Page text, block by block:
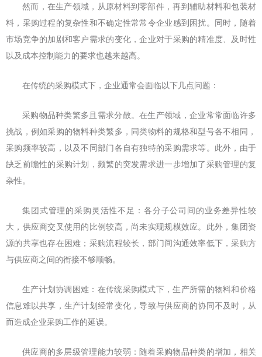
然而，在生产领域，从原材料到零部件，再到辅助材料和包装材
料，采购过程的复杂性和不确定性常常令企业感到困扰。同时，随着
市场竞争的加剧和客户需求的变化，企业对于采购的精准度、及时性
以及成本控制能力的要求也越来越高。
在传统的采购模式下，企业通常会面临以下几点问题：
采购物品种类繁多且需求分散。在生产领域，企业常常面临许多
挑战，例如采购的物料种类繁多，同类物料的规格和型号各不相同，
采购频率较高，以及不同部门各自有独特的采购需求等。此外，由于
缺乏前瞻性的采购计划，频繁的突发需求进一步增加了采购管理的复
杂性。
集团式管理的采购灵活性不足：各分子公司间的业务差异性较
大，供应商交叉使用的比例较高，尚未实现规模效应。此外，集团资
源的共享也存在困难；采购流程较长，部门间沟通效率低下，采购方
与供应商之间的衔接不够顺畅。
生产计划协调困难：在传统采购模式下，生产所需的物料和价格
信息难以共享，生产计划经常变化，导致与供应商的协同不及时，从
而造成企业采购工作的延误。
供应商的多层级管理能力较弱：随着采购物品种类的增加，相关